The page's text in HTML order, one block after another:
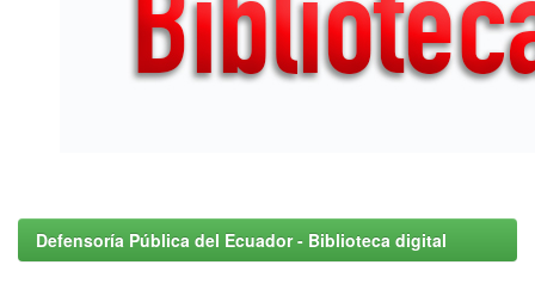
Defensoría Pública del Ecuador - Biblioteca digital